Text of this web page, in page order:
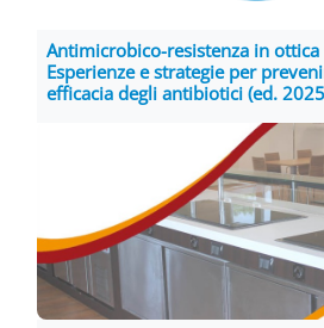
Antimicrobico-resistenza in ottica
Esperienze e strategie per
efficacia degli antibiotici (ed.